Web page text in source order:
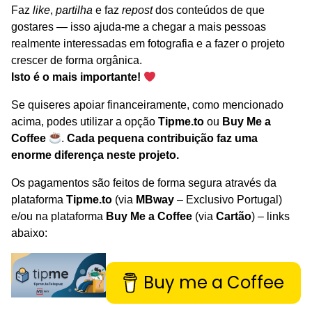
Faz like, partilha e faz repostdos conteúdos de que
gostares — isso ajuda-me a chegar a mais pessoas
realmente interessadas em fotografia e a fazer o projeto
crescer de forma orgânica.
Isto é o mais importante!
Se quiseres apoiar financeiramente, como mencionado
acima, podes utilizar a opção Tipme.to ou Buy Me a
Coffee
.Cada pequena contribuição faz uma
enorme diferença neste projeto.
Os pagamentos são feitos de forma segura através da
plataforma Tipme.to (via MBway – Exclusivo Portugal)
e/ou na plataforma Buy Me a Coffee (via Cartão) – links
abaixo:
Buy me a Coffee